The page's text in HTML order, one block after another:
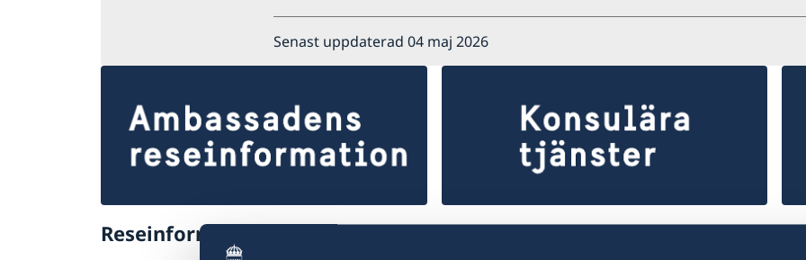
Senast uppdaterad 04 maj 2026
Reseinformation Konsulära ärenden